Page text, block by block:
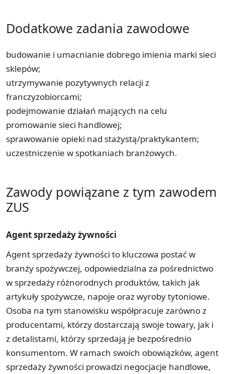
Dodatkowe zadania zawodowe
budowanie i umacnianie dobrego imienia marki sieci
sklepów;
utrzymywanie pozytywnych relacji z
franczyzobiorcami;
podejmowanie działań mających na celu
promowanie sieci handlowej;
sprawowanie opieki nad stażystą/praktykantem;
uczestniczenie w spotkaniach branżowych.
Zawody powiązane z tym zawodem
ZUS
Agent sprzedaży żywności
Agent sprzedaży żywności to kluczowa postać w
branży spożywczej, odpowiedzialna za pośrednictwo
w sprzedaży różnorodnych produktów, takich jak
artykuły spożywcze, napoje oraz wyroby tytoniowe.
Osoba na tym stanowisku współpracuje zarówno z
producentami, którzy dostarczają swoje towary, jak i
z detalistami, którzy sprzedają je bezpośrednio
konsumentom. W ramach swoich obowiązków, agent
sprzedaży żywności prowadzi negocjacje handlowe,